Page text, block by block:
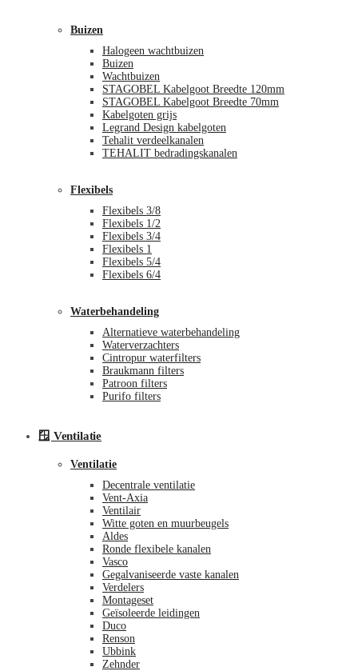
Buizen
Halogeen wachtbuizen
Buizen
Wachtbuizen
STAGOBEL Kabelgoot Breedte 120mm
STAGOBEL Kabelgoot Breedte 70mm
Kabelgoten grijs
Legrand Design kabelgoten
Tehalit verdeelkanalen
TEHALIT bedradingskanalen
Flexibels
Flexibels 3/8
Flexibels 1/2
Flexibels 3/4
Flexibels 1
Flexibels 5/4
Flexibels 6/4
Waterbehandeling
Alternatieve waterbehandeling
Waterverzachters
Cintropur waterfilters
Braukmann filters
Patroon filters
Purifo filters
🪟 Ventilatie
Ventilatie
Decentrale ventilatie
Vent-Axia
Ventilair
Witte goten en muurbeugels
Aldes
Ronde flexibele kanalen
Vasco
Gegalvaniseerde vaste kanalen
Verdelers
Montageset
Geïsoleerde leidingen
Duco
Renson
Ubbink
Zehnder